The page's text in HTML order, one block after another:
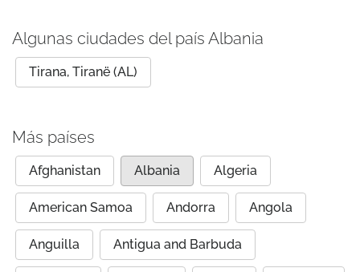
Algunas ciudades del país Albania
Tirana, Tiranë (AL)
Más países
Afghanistan Albania Algeria
American Samoa Andorra Angola
Anguilla Antigua and Barbuda